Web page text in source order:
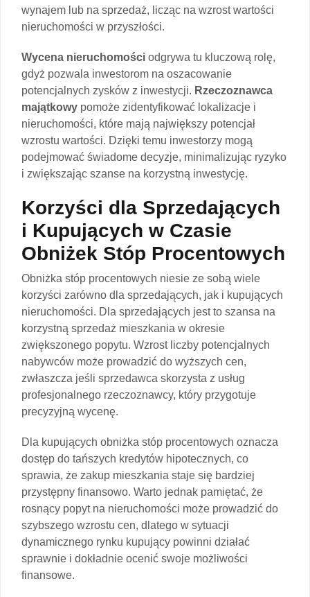
wynajem lub na sprzedaż, licząc na wzrost wartości
nieruchomości w przyszłości.
Wycena nieruchomości odgrywa tu kluczową rolę,
gdyż pozwala inwestorom na oszacowanie
potencjalnych zysków z inwestycji. Rzeczoznawca
majątkowy pomoże zidentyfikować lokalizacje i
nieruchomości, które mają największy potencjał
wzrostu wartości. Dzięki temu inwestorzy mogą
podejmować świadome decyzje, minimalizując ryzyko
i zwiększając szanse na korzystną inwestycję.
Korzyści dla Sprzedających
i Kupujących w Czasie
Obniżek Stóp Procentowych
Obniżka stóp procentowych niesie ze sobą wiele
korzyści zarówno dla sprzedających, jak i kupujących
nieruchomości. Dla sprzedających jest to szansa na
korzystną sprzedaż mieszkania w okresie
zwiększonego popytu. Wzrost liczby potencjalnych
nabywców może prowadzić do wyższych cen,
zwłaszcza jeśli sprzedawca skorzysta z usług
profesjonalnego rzeczoznawcy, który przygotuje
precyzyjną wycenę.
Dla kupujących obniżka stóp procentowych oznacza
dostęp do tańszych kredytów hipotecznych, co
sprawia, że zakup mieszkania staje się bardziej
przystępny finansowo. Warto jednak pamiętać, że
rosnący popyt na nieruchomości może prowadzić do
szybszego wzrostu cen, dlatego w sytuacji
dynamicznego rynku kupujący powinni działać
sprawnie i dokładnie ocenić swoje możliwości
finansowe.